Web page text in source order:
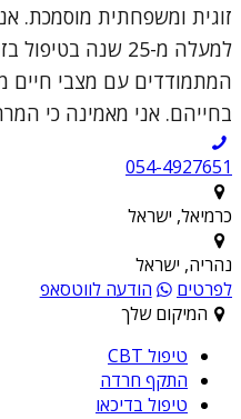
זוגית ומשפחתית מוסמכת.
למעלה מ-25 שנה
המתמודדים עם מצבי חיים
בחייהם. אני מאמינה כי
054-4927651
כרמיאל, ישראל
נהריה, ישראל
לפרטים
הודעה לווטסאפ
המיקום שלך
טיפול CBT
התקף חרדה
טיפול בדיכאו